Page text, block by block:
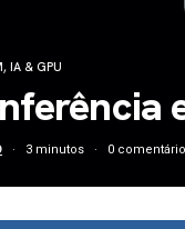
, IA & GPU
3 minutos 0